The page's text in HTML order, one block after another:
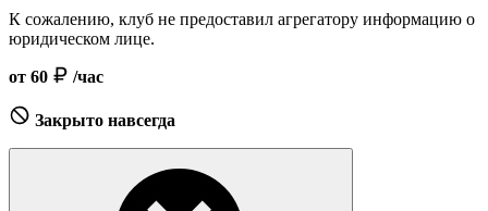
К сожалению, клуб не предоставил агрегатору информацию о
юридическом лице.
от 60 /час
Закрыто навсегда